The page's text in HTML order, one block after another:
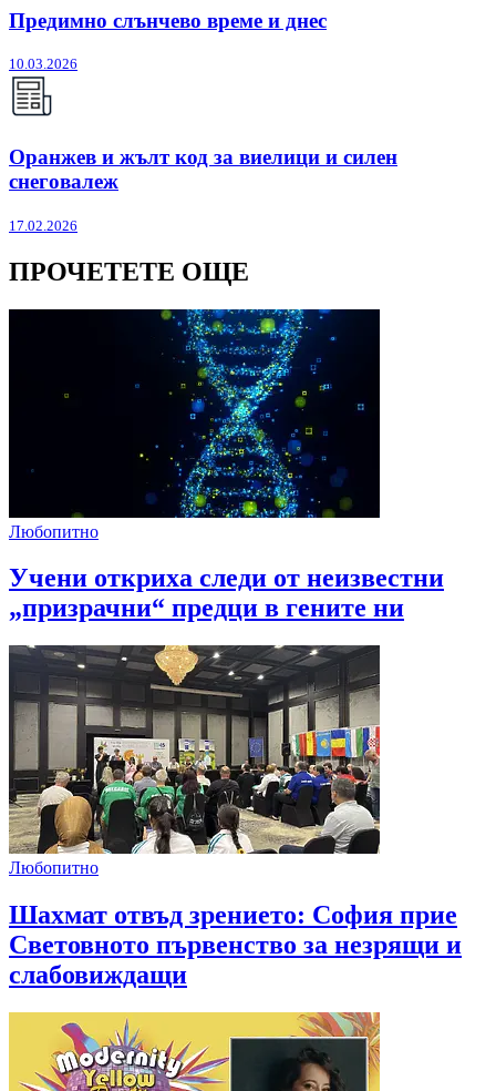
Предимно слънчево време и днес
10.03.2026
Оранжев и жълт код за виелици и силен
снеговалеж
17.02.2026
ПРОЧЕТЕТЕ ОЩЕ
Любопитно
Учени откриха следи от неизвестни
„призрачни“ предци в гените ни
Любопитно
Шахмат отвъд зрението: София прие
Световното първенство за незрящи и
слабовиждащи